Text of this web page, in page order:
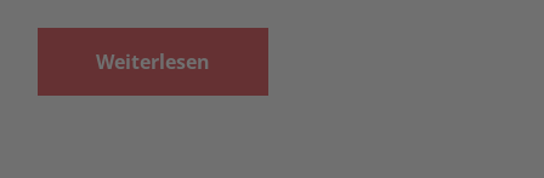
Weiterlesen